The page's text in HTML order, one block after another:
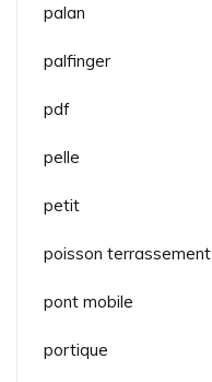
palan
palfinger
pdf
pelle
petit
poisson terrassement
pont mobile
portique